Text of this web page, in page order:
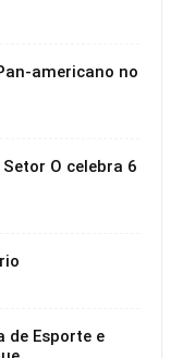
americano no
O celebra 6
de Esporte e